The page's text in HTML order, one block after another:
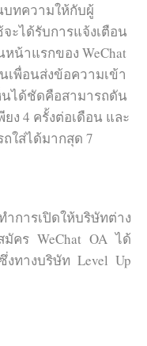
บทความให้กับผู้
ะได้รับการแจ้งเตือน
น้าแรกของ WeChat
เพื่อนส่งข้อความเข้า
ได้ชัดคือสามารถดัน
ง 4 ครั้งต่อเดือน และ
ใส่ได้มากสุด 7
ารเปิดให้บริษัทต่าง
มัคร WeChat OA ได้
ทางบริษัท Level Up